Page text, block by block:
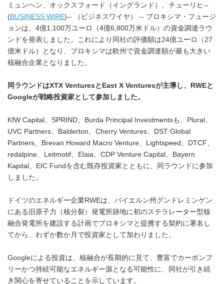
ミュンヘン、オックスフォード（イングランド）、チューリヒ--
(BUSINESS WIRE)-- （ビジネスワイヤ） -- プロキシマ・フュージ
ョンは、4億1,100万ユーロ（4億6,800万米ドル）の資金調達ラウ
ンドを発表しました。これにより同社の評価額は24億ユーロ（27
億米ドル）となり、プロキシマは欧州で資金調達額が最も大きい
核融合企業となりました。
同ラウンドはXTX Ventures と East X Venturesが主導し、 RWEと
Googleが戦略投資家として参加しました。
KfW Capital、SPRIND、Burda Principal Investmentsも、Plural、
UVC Partners、Balderton、Cherry Ventures、DST Global
Partners、Brevan Howard Macro Venture、Lightspeed、DTCF、
redalpine、Leitmotif、Elaia、CDP Venture Capital、Bayern
Kapital、EIC Fundを含む既存投資家とともに、同ラウンドに参加
しました。
ドイツのエネルギー企業RWEは、バイエルン州グンドレミンゲン
にある旧原子力（核分裂）発電所跡地に初のステラレーター型核
融合発電所を建設する計画でプロキシマと提携する契約に署名し
てから、わずか数か月で投資家として加わりました。
Googleによる投資は、核融合が長期的に見て、豊富でカーボンフ
リーかつ持続可能なエネルギー源となる可能性に、同社が引き続
き関心を寄せていることを示しています。